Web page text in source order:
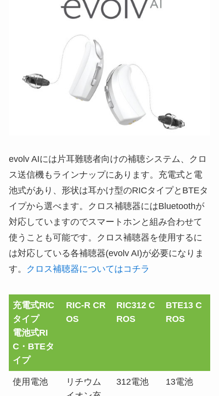
evolv AIには片耳難聴者向けの補聴システム、クロ
ス送信機もラインナップにあります。充電式と電
池式があり、形状は耳かけ型のRICタイプとBTEタ
イプから選べます。クロス補聴器にはBluetoothが
対応していますのでスマートホンと組み合わせて
使うことも可能です。クロス補聴器を使用するに
は対応している各補聴器(evolv AI)が必要になりま
す。
クロス補聴器についてはコチラ
充電式RIC
タイプ
電池式RI
C・BTEタ
イプ
RIC-R CR
OS
RIC312 C
ROS
BTE13 C
ROS
使用電池
リチウム
312電池 13電池